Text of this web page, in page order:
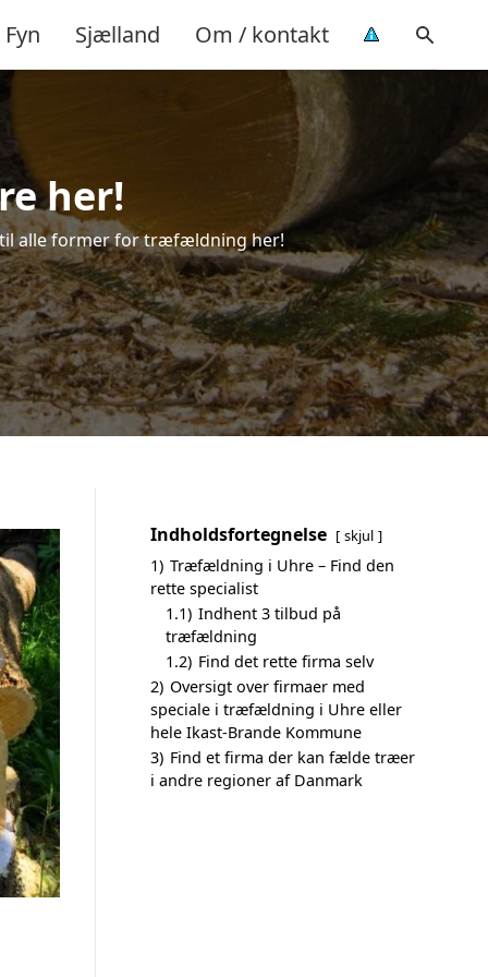
Fyn Sjælland Om / kontakt
her!
alle former for træfældning her!
Indholdsfortegnelse skjul
1) Træfældning i Uhre – Find den
rette specialist
1.1) Indhent 3 tilbud på
træfældning
1.2) Find det rette firma selv
2) Oversigt over firmaer med
speciale i træfældning i Uhre eller
hele Ikast-Brande Kommune
3) Find et firma der kan fælde træer
i andre regioner af Danmark